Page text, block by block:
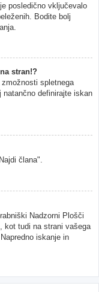
posledično vključevalo
Bodite bolj
stran!?
spletnega
natančno definirajte iskan
člana".
Nadzorni Plošči
kot tudi na strani vašega
iskanje in